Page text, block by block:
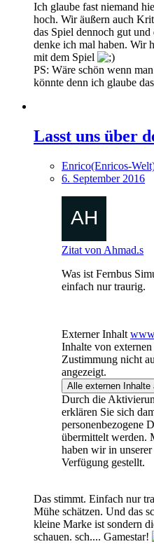
Ich glaube fast niemand
hoch. Wir äußern auch
das Spiel dennoch gut
denke ich mal haben. Wir
mit dem Spiel
PS: Wäre schön wenn
könnte denn ich glaube
Lasst uns über
Enrico(Enricos-
6. September 2016
Zitat von Ahmad.s
Was ist Fernbus
einfach nur traurig.
Externer Inhalt
Inhalte von
Zustimmung nicht
angezeigt.
Alle externen Inhalte
Durch die
erklären Sie sich
personenbezogene
übermittelt werden.
haben wir in
Verfügung gestellt.
Das stimmt. Einfach nur
Mühe schätzen. Und das
kleine Marke ist sondern
schauen. sch.... Gamestar!